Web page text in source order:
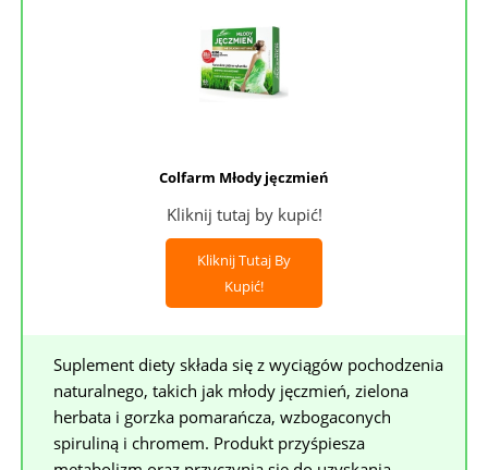
Colfarm Młody jęczmień
Kliknij tutaj by kupić!
Kliknij Tutaj By
Kupić!
Suplement diety składa się z wyciągów pochodzenia
naturalnego, takich jak młody jęczmień, zielona
herbata i gorzka pomarańcza, wzbogaconych
spiruliną i chromem. Produkt przyśpiesza